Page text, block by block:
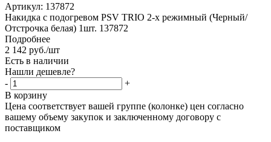
Артикул: 137872
Накидка с подогревом PSV TRIO 2-х режимный (Черный/
Отстрочка белая) 1шт. 137872
Подробнее
2 142 руб./шт
Есть в наличии
Нашли дешевле?
-
+
В корзину
Цена соответствует вашей группе (колонке) цен согласно
вашему объему закупок и заключенному договору с
поставщиком